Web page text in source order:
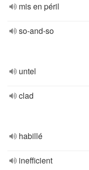
mis en péril
so-and-so
untel
clad
habillé
inefficient